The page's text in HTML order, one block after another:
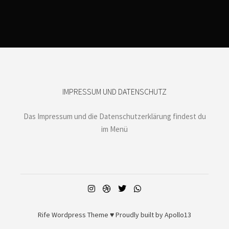
IMPRESSUM UND DATENSCHUTZ
Das Impressum und die Datenschutzerklärung findest du
im Menü
Rife Wordpress Theme ♥ Proudly built byApollo13